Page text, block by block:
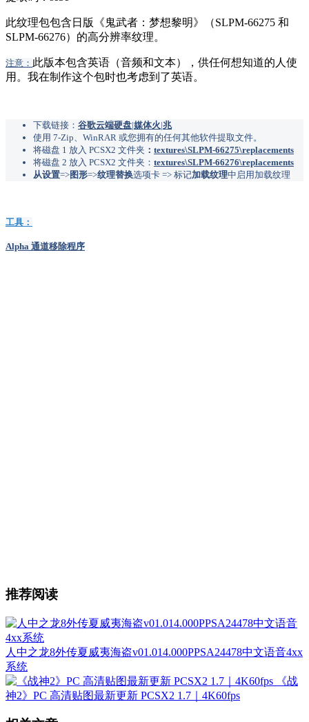
此纹理包包含日版《鬼武者：梦想黎明》（SLPM-66275 和
SLPM-66276）的高分辨率纹理。
注意： 此版本包含英语（音频和文本），供任何想知道的人使
用。我在制作这个包时也考虑到了英语。
下载链接： 谷歌云端硬盘|媒体火|兆
使用 7-Zip、WinRAR 或您拥有的任何其他软件提取文件。
将磁盘 1 放入 PCSX2 文件夹 ： textures\SLPM-66275\replacements
将磁盘 2 放入 PCSX2 文件夹： textures\SLPM-66276\replacements
从设置=>图形=>纹理替换选项卡 => 标记加载纹理中启用加载纹理
工具：
Alpha 通道移除程序
推荐阅读
人中之龙8外传夏威夷海盗v01.014.000PPSA24478中文语音4xx
系统
《战
神2》PC 高清贴图最新更新 PCSX2 1.7｜4K60fps